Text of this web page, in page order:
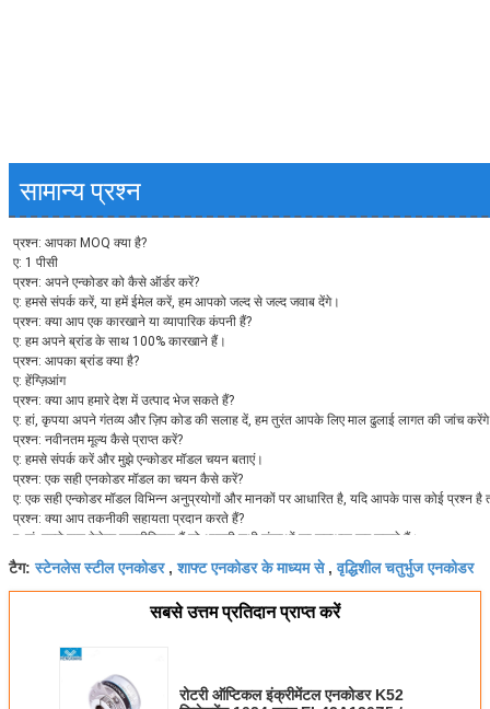
सामान्य प्रश्न
प्रश्न: आपका MOQ क्या है?
ए: 1 पीसी
प्रश्न: अपने एन्कोडर को कैसे ऑर्डर करें?
ए: हमसे संपर्क करें, या हमें ईमेल करें, हम आपको जल्द से जल्द जवाब देंगे।
प्रश्न: क्या आप एक कारखाने या व्यापारिक कंपनी हैं?
ए: हम अपने ब्रांड के साथ 100% कारखाने हैं।
प्रश्न: आपका ब्रांड क्या है?
ए: हेंग्ज़िआंग
प्रश्न: क्या आप हमारे देश में उत्पाद भेज सकते हैं?
ए: हां, कृपया अपने गंतव्य और ज़िप कोड की सलाह दें, हम तुरंत आपके लिए माल ढुलाई लागत की जांच
प्रश्न: नवीनतम मूल्य कैसे प्राप्त करें?
ए: हमसे संपर्क करें और मुझे एन्कोडर मॉडल चयन बताएं।
प्रश्न: एक सही एनकोडर मॉडल का चयन कैसे करें?
ए: एक सही एन्कोडर मॉडल विभिन्न अनुप्रयोगों और मानकों पर आधारित है, यदि आपके पास कोई
प्रश्न: क्या आप तकनीकी सहायता प्रदान करते हैं?
ए: हां, हमारे पास पेशेवर तकनीशियन हैं जो आपकी सभी शंकाओं का समाधान कर सकते हैं।
प्रश्न: क्या आप कारखाने का नमूना पेश कर सकते हैं?
एक: हाँ, नमूना उपलब्ध कराया जा सकता है।
प्रश्न: नमूने के लिए भुगतान कैसे करें?
ए: वर्तमान में, हमारे कारखाने टी / टी, क्रेडिट कार्ड, पेपैल, वेस्टर्न यूनियन या नकद स्वीकार करते हैं।
ए: हाँ, आप एन्कोडर वीडियो के लिए हमारे यूट्यूब पेज पर जा सकते हैं।
प्रश्न: आपकी एन्कोडर उत्पाद गारंटी नीति क्या है?
ए: 1 साल की गुणवत्ता वारंटी और जीवनभर तकनीकी सहायता।
टैग:स्टेनलेस स्टील एनकोडर,शाफ्ट एनकोडर के माध्यम से,वृद्धिशील चतुर्भुज एनकोडर
सबसे उत्तम प्रतिदान प्राप्त करें
रोटरी ऑप्टिकल इंक्रीमेंटल एनकोडर K52